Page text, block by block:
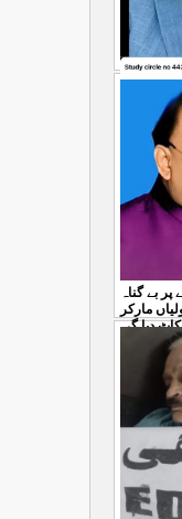
لہو
کواس
نہیں ہے
04 Aug
پر بے گناہ
مارکر
دیا گی
31 Jul